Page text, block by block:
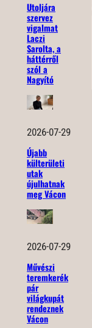
Utoljára
szervez
vigalmat
Laczi
Sarolta, a
háttérről
szól a
Nagyító
2026-07-29
Újabb
külterületi
utak
újulhatnak
meg Vácon
2026-07-29
Művészi
teremkerék
pár
világkupát
rendeznek
Vácon